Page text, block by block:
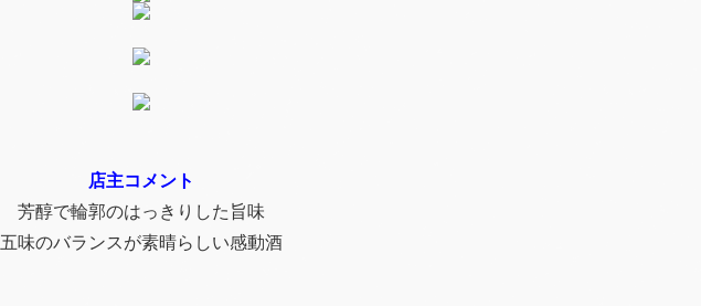
店主コメント
芳醇で輪郭のはっきりした旨味
五味のバランスが素晴らしい感動酒